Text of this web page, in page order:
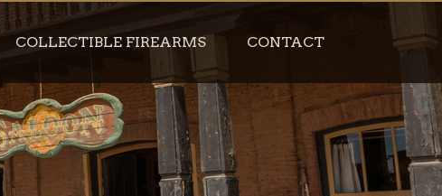
COLLECTIBLE FIREARMS CONTACT